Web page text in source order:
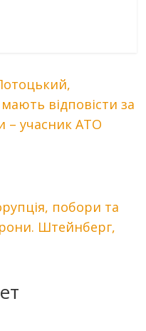
відповісти за
– учасник АТО
побори та
Штейнберг,